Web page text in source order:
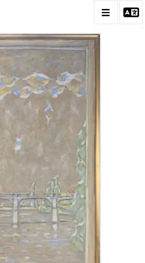
SEILER
BIOGRAPHIE
DES OEUVRES
1 : LES PEINTURES
2 : LES GOUACHES
DE COULEUR ET FUSAINS
CONTACT